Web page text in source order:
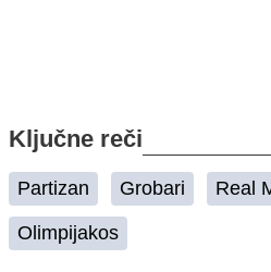
Ključne reči
Partizan Grobari Real
Olimpijakos